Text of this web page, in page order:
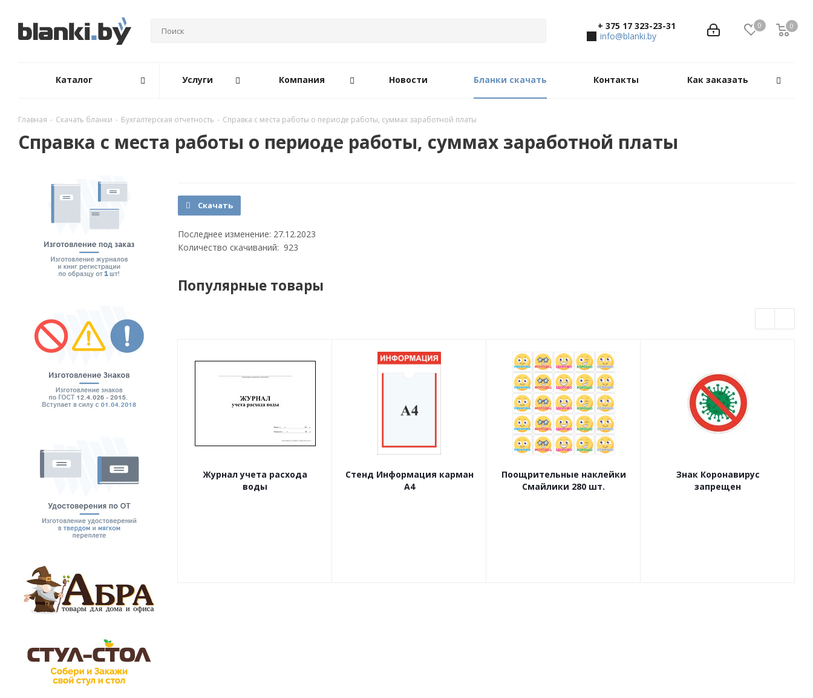
0 0
0
+ 375 17 323-23-31
info@blanki.by
Каталог Услуги Компания Новости Бланки скачать Контакты Как заказать
Главная - Скачать бланки - Бухгалтерская отчетность - Справка с места работы о периоде работы, суммах заработной платы
Справка с места работы о периоде работы, суммах заработной платы
Скачать
Последнее изменение: 27.12.2023
Количество скачиваний: 923
Популярные товары
Журнал учета расхода
воды
Стенд Информация карман
А4
Поощрительные наклейки
Смайлики 280 шт.
Знак Коронавирус
запрещен